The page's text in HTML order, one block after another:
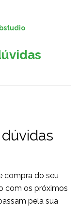
compra do seu
com os próximos
pela sua